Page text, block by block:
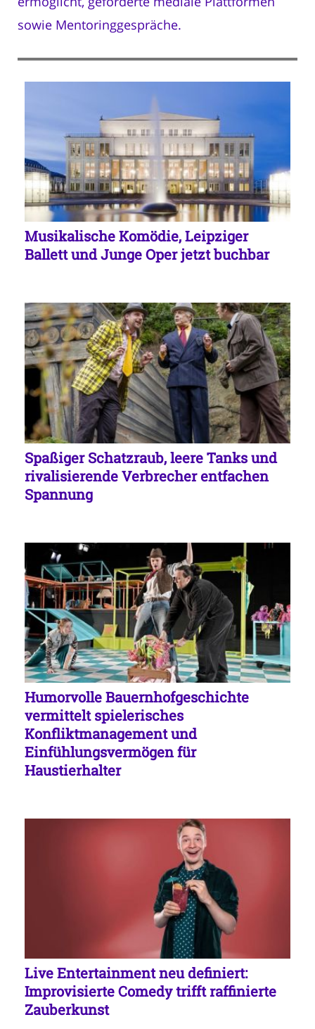
sowie Mentoringgespräche.
Musikalische Komödie, Leipziger
Ballett und Junge Oper jetzt buchbar
Spaßiger Schatzraub, leere Tanks und
rivalisierende Verbrecher entfachen
Spannung
Humorvolle Bauernhofgeschichte
vermittelt spielerisches
Konfliktmanagement und
Einfühlungsvermögen für
Haustierhalter
Live Entertainment neu definiert:
Improvisierte Comedy trifft raffinierte
Zauberkunst